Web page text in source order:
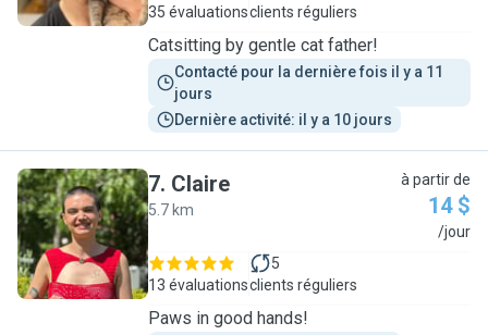
35 évaluationsclients réguliers
Catsitting by gentle cat father!
Contacté pour la dernière fois il y a 11
jours
Dernière activité: il y a 10 jours
C
7. Claire
5.7 km
à partir de
14 $
/jour
13 évaluations
5
clients réguliers
Paws in good hands!